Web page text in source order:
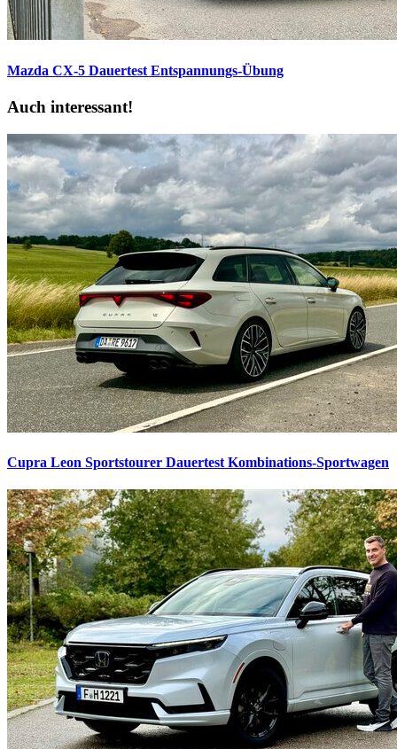
Mazda CX-5 Dauertest Entspannungs-Übung
Auch interessant!
Cupra Leon Sportstourer Dauertest Kombinations-Sportwagen